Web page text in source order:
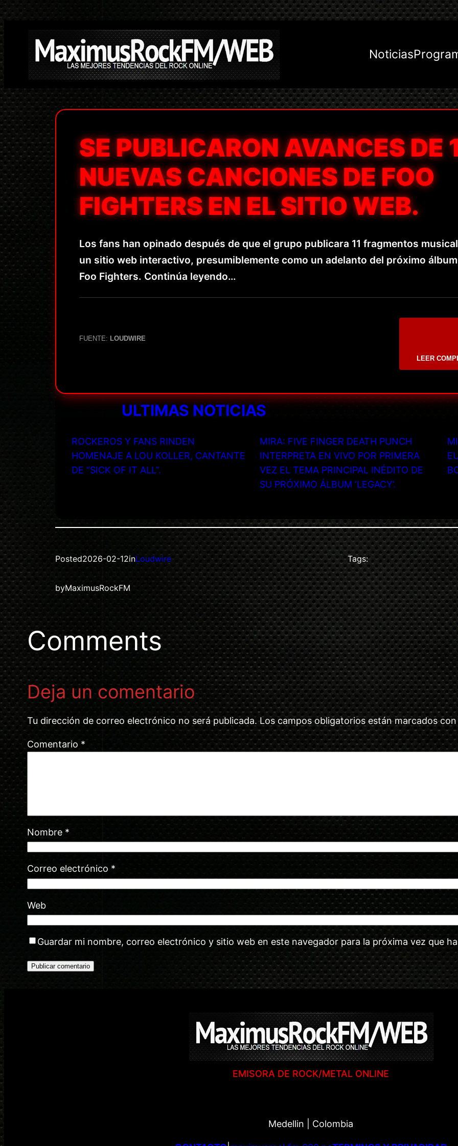
Saltar
contenido
Noticias
SE PUBLICARON AVANCES DE
NUEVAS CANCIONES DE FOO
FIGHTERS EN EL SITIO WEB.
Los fans han opinado después de que el grupo publicara 11 fragmentos
un sitio web interactivo, presumiblemente como un adelanto del próximo
Foo Fighters. Continúa leyendo…
FUENTE: LOUDWIRE
LEER
ULTIMAS NOTICIAS
ROCKEROS Y FANS RINDEN
HOMENAJE A LOU KOLLER, CANTANTE
DE “SICK OF IT ALL”.
MIRA: FIVE FINGER DEATH PUNCH
INTERPRETA EN VIVO POR PRIMERA
VEZ EL TEMA PRINCIPAL INÉDITO DE
SU PRÓXIMO ÁLBUM ‘LEGACY’.
Posted2026-02-12inLoudwire
byMaximusRockFM
Tags:
Comments
Deja un comentario
Tu dirección de correo electrónico no será publicada. Los campos obligatorios están marcados
Comentario *
Nombre *
Correo electrónico *
Web
Guardar mi nombre, correo electrónico y sitio web en este navegador para la próxima vez que
EMISORA DE ROCK/METAL ONLINE
Medellin | Colombia